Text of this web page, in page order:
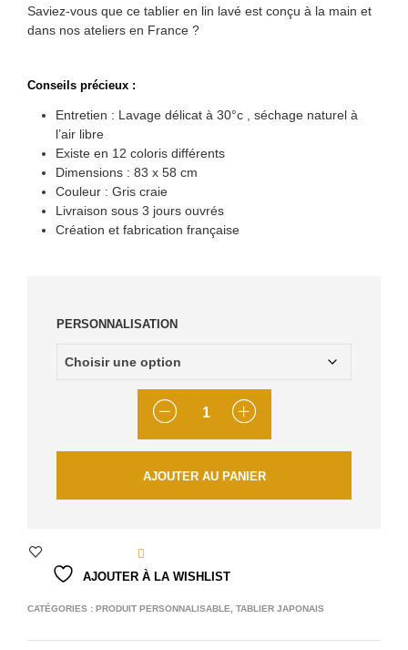
Saviez-vous que ce tablier en lin lavé est conçu à la main et
dans nos ateliers en France ?
Conseils précieux :
Entretien : Lavage délicat à 30°c , séchage naturel à
l’air libre
Existe en 12 coloris différents
Dimensions : 83 x 58 cm
Couleur : Gris craie
Livraison sous 3 jours ouvrés
Création et fabrication française
PERSONNALISATION
QUANTITÉ
AJOUTER AU PANIER
AJOUTER À LA WISHLIST
CATÉGORIES : PRODUIT PERSONNALISABLE TABLIER JAPONAIS